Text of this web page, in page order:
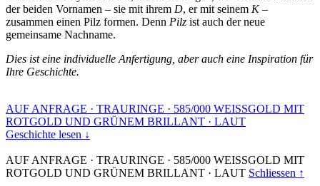
der beiden Vornamen – sie mit ihrem D, er mit seinem K–
zusammen einen Pilz formen. Denn Pilz ist auch der neue
gemeinsame Nachname.
Dies ist eine individuelle Anfertigung, aber auch eine Inspiration für
Ihre Geschichte.
AUF ANFRAGE · TRAURINGE · 585/000 WEISSGOLD MIT
ROTGOLD UND GRÜNEM BRILLANT · LAUT
Geschichte lesen ↓
AUF ANFRAGE · TRAURINGE · 585/000 WEISSGOLD MIT
ROTGOLD UND GRÜNEM BRILLANT · LAUT Schliessen ↑